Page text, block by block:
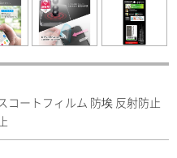
コートフィルム 防埃 反射防止